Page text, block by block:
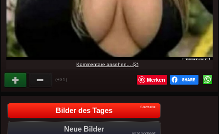
Kommentare ansehen... (2)
(+31) Merken
Bilder des Tages Startseite
Neue Bilder